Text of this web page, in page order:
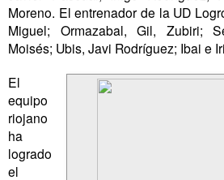
Moreno. El entrenador de la UD
Miguel; Ormazabal, Gil, Zubiri;
Moisés; Ubis, Javi Rodríguez; Ibai e
El
equipo
riojano
ha
logrado
el